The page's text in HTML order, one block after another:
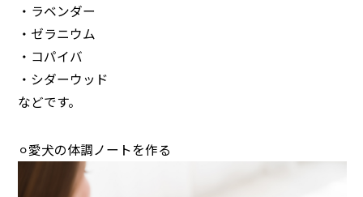
・ラベンダー
・ゼラニウム
・コパイバ
・シダーウッド
などです。
⚪︎愛犬の体調ノートを作る